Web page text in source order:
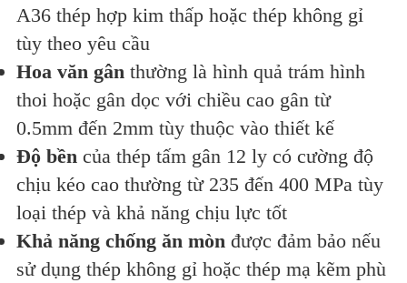
A36 thép hợp kim thấp hoặc thép không gỉ
tùy theo yêu cầu
Hoa văn gân thường là hình quả trám hình
thoi hoặc gân dọc với chiều cao gân từ
0.5mm đến 2mm tùy thuộc vào thiết kế
Độ bền của thép tấm gân 12 ly có cường độ
chịu kéo cao thường từ 235 đến 400 MPa tùy
loại thép và khả năng chịu lực tốt
Khả năng chống ăn mòn được đảm bảo nếu
sử dụng thép không gỉ hoặc thép mạ kẽm phù